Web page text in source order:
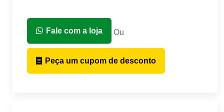
Fale com a loja Ou
Peça um cupom de desconto